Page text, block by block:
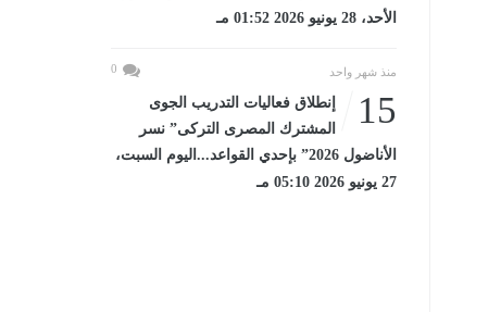
الأحد، 28 يونيو 2026 01:52 مـ
منذ شهر واحد 0
15
إنطلاق فعاليات التدريب الجوى
المشترك المصرى التركى” نسر
الأناضول 2026” بإحدي القواعد...اليوم السبت،
27 يونيو 2026 05:10 مـ